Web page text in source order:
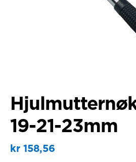
19-21-23mm
kr158,56